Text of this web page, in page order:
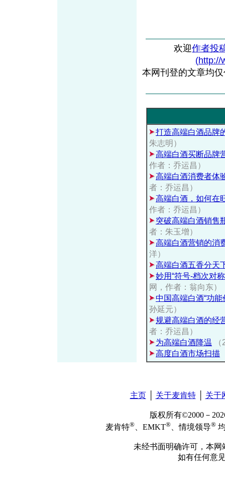
欢迎作者投
(http://
本网刊登的文章均
打造高端白酒品牌
朱志明）
高端白酒买断品牌
作者：乔运昌）
高端白酒消费者体
者：乔运昌）
高端白酒，如何在
作者：乔运昌）
突破高端白酒销售
者：朱玉增）
高端白酒营销的消
洋）
高端白酒五香分天
妙用“符号-档次对
网，作者：翁向东）
中国高端白酒“功能
孙延元）
规避高端白酒的经
者：乔运昌）
为高端白酒降温
高度白酒市场扫描
主页│ 关于麦肯特│ 关于
版权所有©2000－
麦肯特® 、EMKT® 、情境领导®
未经书面明确许可，本
如有任何意